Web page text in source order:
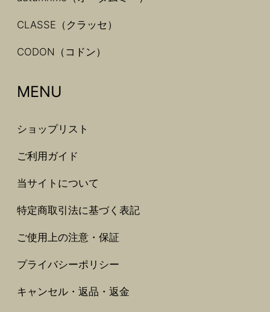
CLASSE（クラッセ）
CODON（コドン）
MENU
ショップリスト
ご利用ガイド
当サイトについて
特定商取引法に基づく表記
ご使用上の注意・保証
プライバシーポリシー
キャンセル・返品・返金